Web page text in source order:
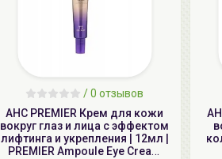
/0 отзывов
AHC PREMIER Крем для кожи
вокруг глаз и лица с эффектом
лифтинга и укрепления | 12мл |
PREMIER Ampoule Eye Cream